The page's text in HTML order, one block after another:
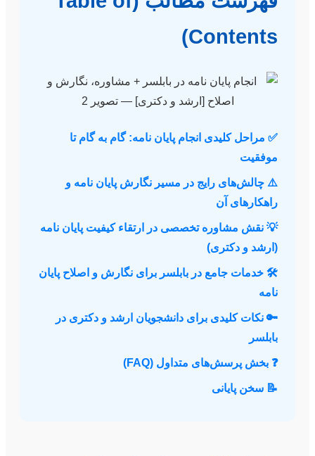
Contents)
✅ مراحل کلیدی انجام پایان نامه: گام به گام تا
موفقیت
⚠️ چالش‌های رایج در مسیر نگارش پایان نامه و
راهکارهای آن
💡 نقش مشاوره تخصصی در ارتقاء کیفیت پایان نامه
(ارشد و دکتری)
🛠️ خدمات جامع در بابلسر برای نگارش و اصلاح پایان
نامه
🔑 نکات کلیدی برای دانشجویان ارشد و دکتری در
بابلسر
❓ بخش پرسش‌های متداول (FAQ)
📝 سخن پایانی